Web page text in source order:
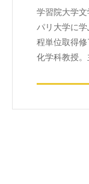
学習院大学
パリ大学に
程単位取得
化学科教授。